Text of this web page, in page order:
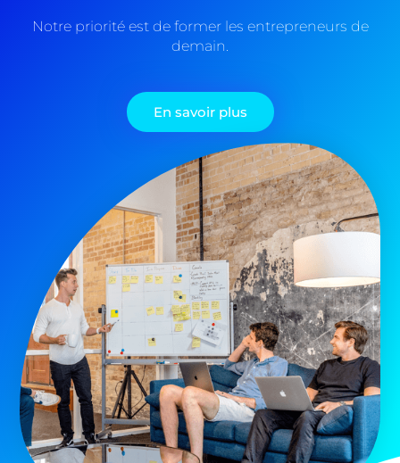
Notre priorité est de former les entrepreneurs de
demain.
En savoir plus